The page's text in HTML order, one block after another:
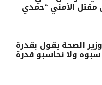
الأمني “حمدي
الصحة يقول بقدرة
ولا نحاسبو قدرة